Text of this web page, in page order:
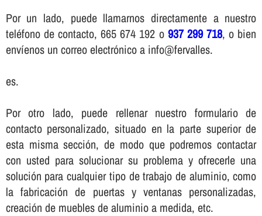
Por un lado, puede llamarnos directamente a nuestro
teléfono de contacto, 665 674 192 o 937 299 718, o bien
enví­enos un correo electrónico a info@fervalles.
es.
Por otro lado, puede rellenar nuestro formulario de
contacto personalizado, situado en la parte superior de
esta misma sección, de modo que podremos contactar
con usted para solucionar su problema y ofrecerle una
solución para cualquier tipo de trabajo de aluminio, como
la fabricación de puertas y ventanas personalizadas,
creación de muebles de aluminio a medida, etc.